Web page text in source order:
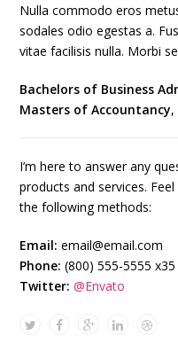
Nulla commodo eros
sodales odio egestas a.
vitae facilisis nulla. Morbi
Bachelors of Business
Masters of Accountancy,
I’m here to answer any
products and services.
the following methods:
Email:email@email.com
Phone:(800) 555-5555 x35
Twitter: @Envato